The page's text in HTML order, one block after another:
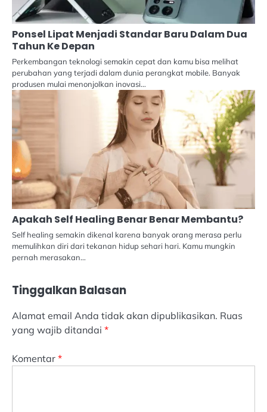
Ponsel Lipat Menjadi Standar Baru Dalam Dua
Tahun Ke Depan
Perkembangan teknologi semakin cepat dan kamu bisa melihat
perubahan yang terjadi dalam dunia perangkat mobile. Banyak
produsen mulai menonjolkan inovasi…
Apakah Self Healing Benar Benar Membantu?
Self healing semakin dikenal karena banyak orang merasa perlu
memulihkan diri dari tekanan hidup sehari hari. Kamu mungkin
pernah merasakan…
Tinggalkan Balasan
Alamat email Anda tidak akan dipublikasikan. Ruas
yang wajib ditandai *
Komentar *